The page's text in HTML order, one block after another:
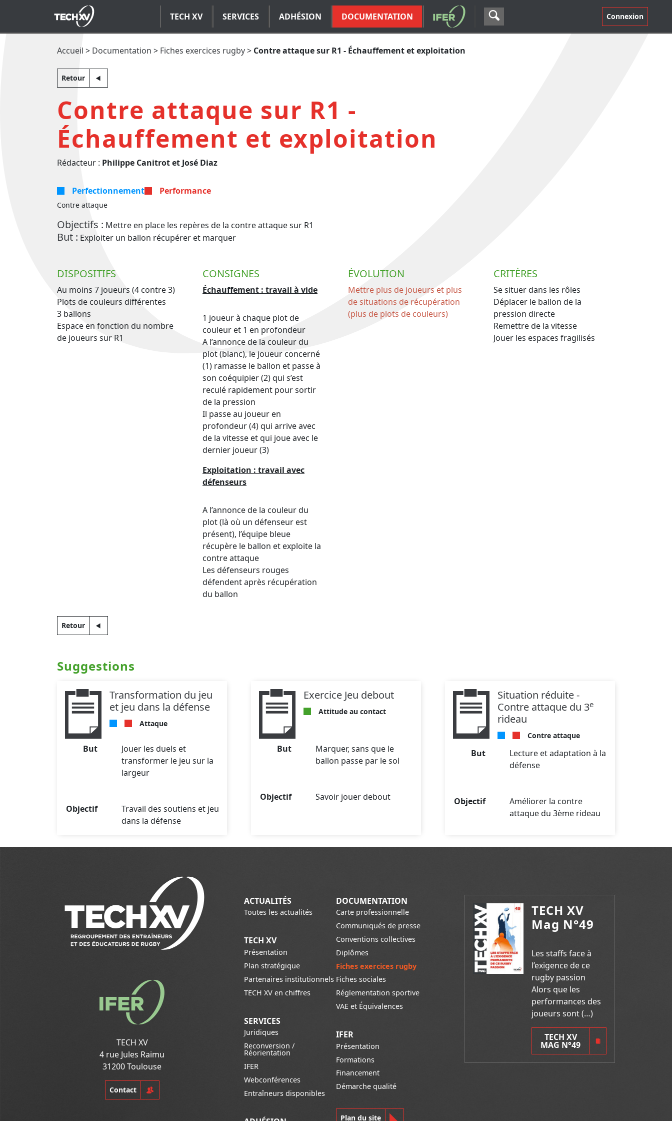
TECH XV SERVICES ADHÉSION DOCUMENTATION Connexion
Accueil > Documentation > Fiches exercices rugby> Contre attaque sur R1 - Échauffement et exploitation
Retour
Contre attaque sur R1 -
Échauffement et exploitation
Rédacteur : Philippe Canitrot et José Diaz
Perfectionnement Performance
Contre attaque
Objectifs : Mettre en place les repères de la contre attaque sur R1
But : Exploiter un ballon récupérer et marquer
DISPOSITIFS
Au moins 7 joueurs (4 contre 3)
Plots de couleurs différentes
3 ballons
Espace en fonction du nombre
de joueurs sur R1
CONSIGNES
Échauffement : travail à vide
1 joueur à chaque plot de
couleur et 1 en profondeur
A l’annonce de la couleur du
plot (blanc), le joueur concerné
(1) ramasse le ballon et passe à
son coéquipier (2) qui s’est
reculé rapidement pour sortir
de la pression
Il passe au joueur en
profondeur (4) qui arrive avec
de la vitesse et qui joue avec le
dernier joueur (3)
Exploitation : travail avec
défenseurs
A l’annonce de la couleur du
plot (là où un défenseur est
présent), l’équipe bleue
récupère le ballon et exploite la
contre attaque
Les défenseurs rouges
défendent après récupération
du ballon
ÉVOLUTION
Mettre plus de joueurs et plus
de situations de récupération
(plus de plots de couleurs)
CRITÈRES
Se situer dans les rôles
Déplacer le ballon de la
pression directe
Remettre de la vitesse
Jouer les espaces fragilisés
Retour
Suggestions
Transformation du jeu
et jeu dans la défense
Attaque
But
Jouer les duels et
transformer le jeu sur la
largeur
Objectif
Travail des soutiens et jeu
dans la défense
Exercice Jeu debout
Attitude au contact
But
Marquer, sans que le
ballon passe par le sol
Objectif Savoir jouer debout
Situation réduite -
Contre attaque du 3e
rideau
Contre attaque
But
Lecture et adaptation à la
défense
Objectif
Améliorer la contre
attaque du 3ème rideau
TECH XV
4 rue Jules Raimu
31200 Toulouse
Contact
ACTUALITÉS
Toutes les actualités
TECH XV
Présentation
Plan stratégique
Partenaires institutionnels
TECH XV en chiffres
SERVICES
Juridiques
Reconversion /
Réorientation
IFER
Webconférences
Entraîneurs disponibles
DOCUMENTATION
Carte professionnelle
Communiqués de presse
Conventions collectives
Diplômes
Fiches exercices rugby
Fiches sociales
Réglementation sportive
VAE et Équivalences
IFER
Présentation
Formations
Financement
Démarche qualité
Plan du site
TECH XV
Mag N°49
Les staffs face à
l’exigence de ce
rugby passion
Alors que les
performances des
joueurs sont (…)
TECH XV
MAG N°49